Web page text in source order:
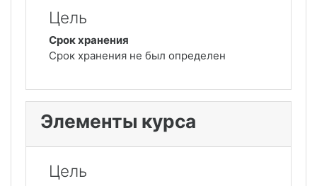
Цель
Срок хранения
Срок хранения не был определен
Элементы курса
Цель